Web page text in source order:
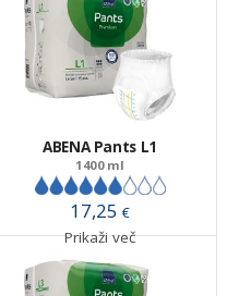
ABENA Pants L1
1400 ml
17,25 €
Prikaži več